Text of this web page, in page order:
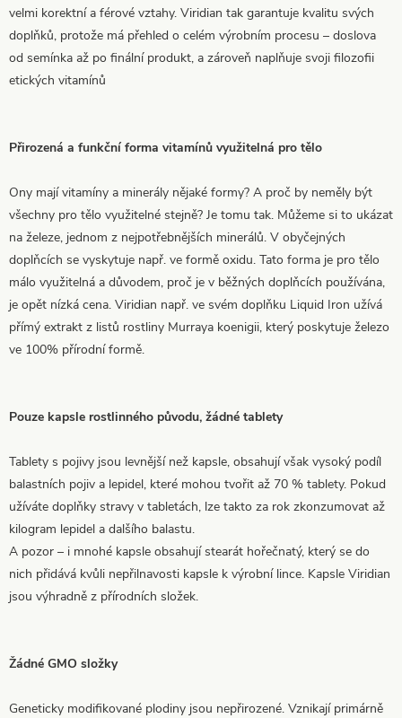
velmi korektní a férové vztahy. Viridian tak garantuje kvalitu svých
doplňků, protože má přehled o celém výrobním procesu – doslova
od semínka až po finální produkt, a zároveň naplňuje svoji filozofii
etických vitamínů
Přirozená a funkční forma vitamínů využitelná pro tělo
Ony mají vitamíny a minerály nějaké formy? A proč by neměly být
všechny pro tělo využitelné stejně? Je tomu tak. Můžeme si to ukázat
na železe, jednom z nejpotřebnějších minerálů. V obyčejných
doplňcích se vyskytuje např. ve formě oxidu. Tato forma je pro tělo
málo využitelná a důvodem, proč je v běžných doplňcích používána,
je opět nízká cena. Viridian např. ve svém doplňku Liquid Iron užívá
přímý extrakt z listů rostliny Murraya koenigii, který poskytuje železo
ve 100% přírodní formě.
Pouze kapsle rostlinného původu, žádné tablety
Tablety s pojivy jsou levnější než kapsle, obsahují však vysoký podíl
balastních pojiv a lepidel, které mohou tvořit až 70 % tablety. Pokud
užíváte doplňky stravy v tabletách, lze takto za rok zkonzumovat až
kilogram lepidel a dalšího balastu.
A pozor – i mnohé kapsle obsahují stearát hořečnatý, který se do
nich přidává kvůli nepřilnavosti kapsle k výrobní lince. Kapsle Viridian
jsou výhradně z přírodních složek.
Žádné GMO složky
Geneticky modifikované plodiny jsou nepřirozené. Vznikají primárně